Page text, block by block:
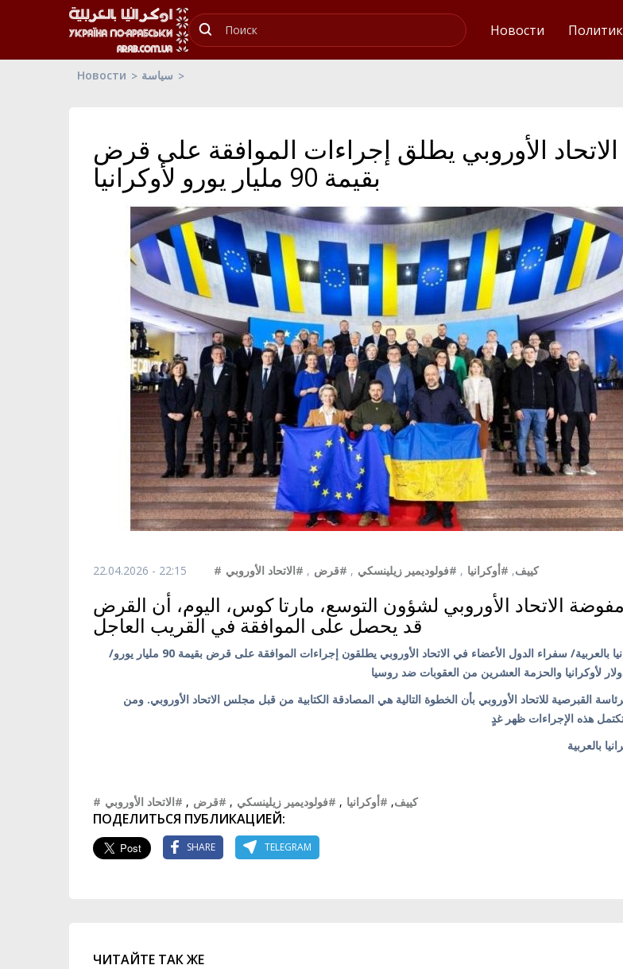
Новости
Новости سياسة
الاتحاد الأوروبي يطلق إجراءات الموافقة على قرض
بقيمة 90 مليار يورو لأوكرانيا
22.04.2026 - 22:15 #كييف, #أوكرانيا , #فولوديمير زيلينسكي , #قرض , #الاتحاد الأوروبي
الاتحاد الأوروبي لشؤون التوسع، مارتا كوس، اليوم، أن القرض
قد يحصل على الموافقة في القريب العاجل
كييف/ أوكرانيا بالعربية/ سفراء الدول الأعضاء في الاتحاد الأوروبي يطلقون إجراءات الموافقة على قرض بقيمة 90 مليار يورو/
القبرصية للاتحاد الأوروبي بأن الخطوة التالية هي المصادقة الكتابية من قبل مجلس الاتحاد الأوروبي. ومن
بالعربية
#كييف, #أوكرانيا , #فولوديمير زيلينسكي , #قرض , #الاتحاد الأوروبي
ПОДЕЛИТЬСЯ ПУБЛИКАЦИЕЙ:
SHARE TELEGRAM
ЧИТАЙТЕ ТАК ЖЕ